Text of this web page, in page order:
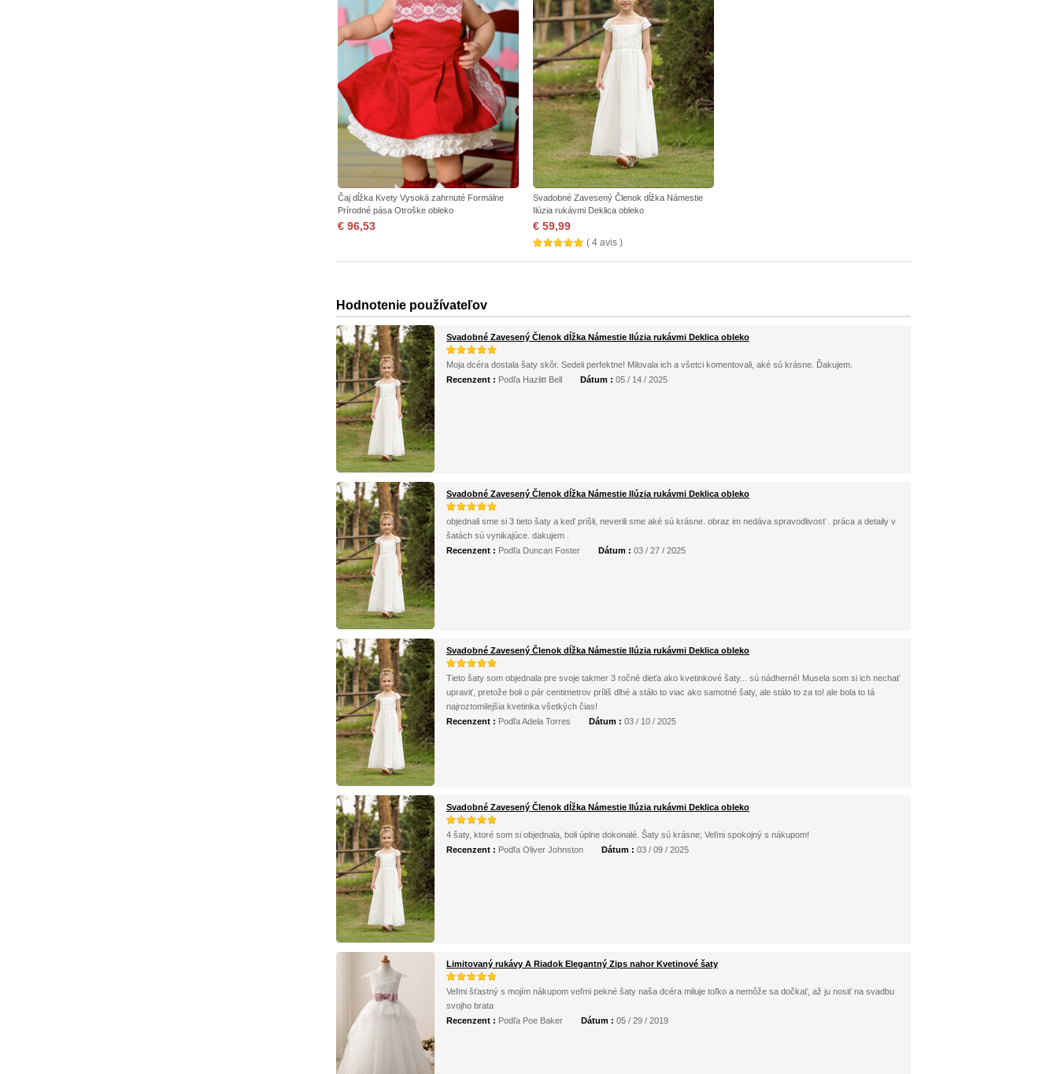
Čaj dĺžka Kvety Vysoká zahrnuté Formálne
Prírodné pása Otroške obleko
€ 96,53
Svadobné Zavesený Členok dĺžka Námestie
Ilúzia rukávmi Deklica obleko
€ 59,99
( 4 avis )
Hodnotenie používateľov
Svadobné Zavesený Členok dĺžka Námestie Ilúzia rukávmi Deklica obleko
Moja dcéra dostala šaty skôr. Sedeli perfektne! Milovala ich a všetci komentovali, aké sú krásne. Ďakujem.
Recenzent : Podľa Hazlitt Bell Dátum : 05 / 14 / 2025
Svadobné Zavesený Členok dĺžka Námestie Ilúzia rukávmi Deklica obleko
objednali sme si 3 tieto šaty a keď prišli, neverili sme aké sú krásne. obraz im nedáva spravodlivosť . práca a detaily v
šatách sú vynikajúce. dakujem .
Recenzent : Podľa Duncan Foster Dátum : 03 / 27 / 2025
Svadobné Zavesený Členok dĺžka Námestie Ilúzia rukávmi Deklica obleko
Tieto šaty som objednala pre svoje takmer 3 ročné dieťa ako kvetinkové šaty... sú nádherné! Musela som si ich nechať
upraviť, pretože boli o pár centimetrov príliš dlhé a stálo to viac ako samotné šaty, ale stálo to za to! ale bola to tá
najroztomilejšia kvetinka všetkých čias!
Recenzent : Podľa Adela Torres Dátum : 03 / 10 / 2025
Svadobné Zavesený Členok dĺžka Námestie Ilúzia rukávmi Deklica obleko
4 šaty, ktoré som si objednala, boli úplne dokonalé. Šaty sú krásne; Veľmi spokojný s nákupom!
Recenzent : Podľa Oliver Johnston Dátum : 03 / 09 / 2025
Limitovaný rukávy A Riadok Elegantný Zips nahor Kvetinové šaty
Veľmi šťastný s mojím nákupom veľmi pekné šaty naša dcéra miluje toľko a nemôže sa dočkať, až ju nosiť na svadbu
svojho brata
Recenzent : Podľa Poe Baker Dátum : 05 / 29 / 2019